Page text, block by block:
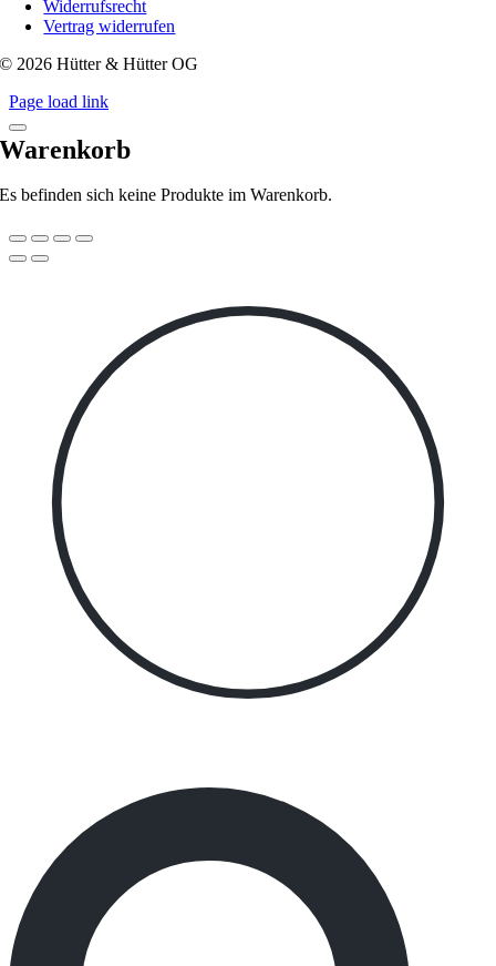
Widerrufsrecht
Vertrag widerrufen
© 2026 Hütter & Hütter OG
Page load link
Warenkorb
Es befinden sich keine Produkte im Warenkorb.